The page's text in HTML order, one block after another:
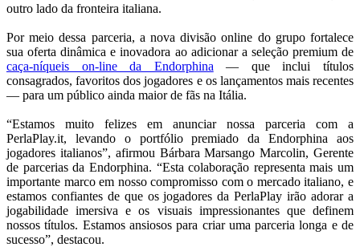
outro lado da fronteira italiana.
Por meio dessa parceria, a nova divisão online do grupo fortalece
sua oferta dinâmica e inovadora ao adicionar a seleção premium de
caça-níqueis on-line da Endorphina — que inclui títulos
consagrados, favoritos dos jogadores e os lançamentos mais recentes
— para um público ainda maior de fãs na Itália.
“Estamos muito felizes em anunciar nossa parceria com a
PerlaPlay.it, levando o portfólio premiado da Endorphina aos
jogadores italianos”, afirmou Bárbara Marsango Marcolin, Gerente
de parcerias da Endorphina. “Esta colaboração representa mais um
importante marco em nosso compromisso com o mercado italiano, e
estamos confiantes de que os jogadores da PerlaPlay irão adorar a
jogabilidade imersiva e os visuais impressionantes que definem
nossos títulos. Estamos ansiosos para criar uma parceria longa e de
sucesso”, destacou.